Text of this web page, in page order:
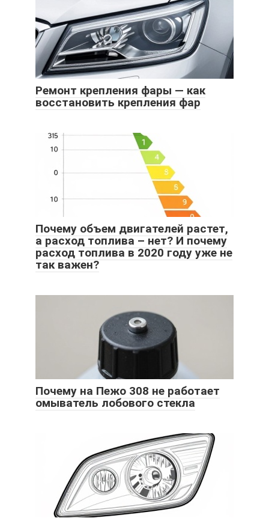
Ремонт крепления фары — как
восстановить крепления фар
Почему объем двигателей растет,
а расход топлива – нет? И почему
расход топлива в 2020 году уже не
так важен?
Почему на Пежо 308 не работает
омыватель лобового стекла